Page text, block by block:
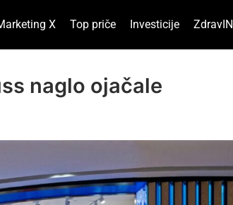
X Top priče Investicije ZdravIN
naglo ojačale